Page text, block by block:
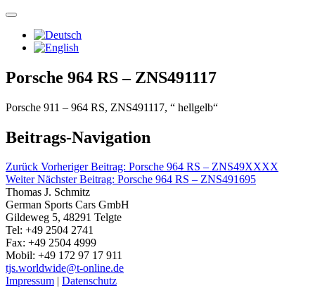
Porsche 964 RS – ZNS491117
Porsche 911 – 964 RS, ZNS491117, “ hellgelb“
Beitrags-Navigation
Zurück Vorheriger Beitrag: Porsche 964 RS – ZNS49XXXX
Weiter Nächster Beitrag: Porsche 964 RS – ZNS491695
Thomas J. Schmitz
German Sports Cars GmbH
Gildeweg 5, 48291 Telgte
Tel: +49 2504 2741
Fax: +49 2504 4999
Mobil: +49 172 97 17 911
tjs.worldwide@t-online.de
Impressum | Datenschutz